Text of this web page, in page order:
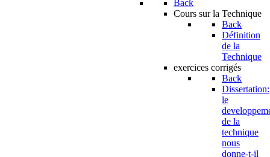
Back
Cours sur la Technique
Back
Définition
de la
Technique
exercices corrigés
Back
Dissertation:
le
de la
technique
nous
donne-t-il